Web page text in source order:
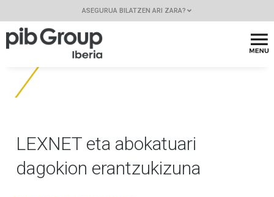
ASEGURUA BILATZEN ARI ZARA?
LEXNET eta abokatuari
dagokion erantzukizuna